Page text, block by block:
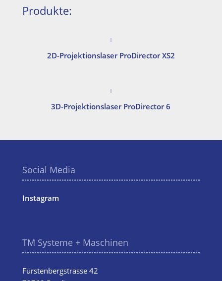
Produkte:
2D-Projektionslaser ProDirector XS2
3D-Projektionslaser ProDirector 6
Social Media
Instagram
TM Systeme + Maschinen
Fürstenbergstrasse 42